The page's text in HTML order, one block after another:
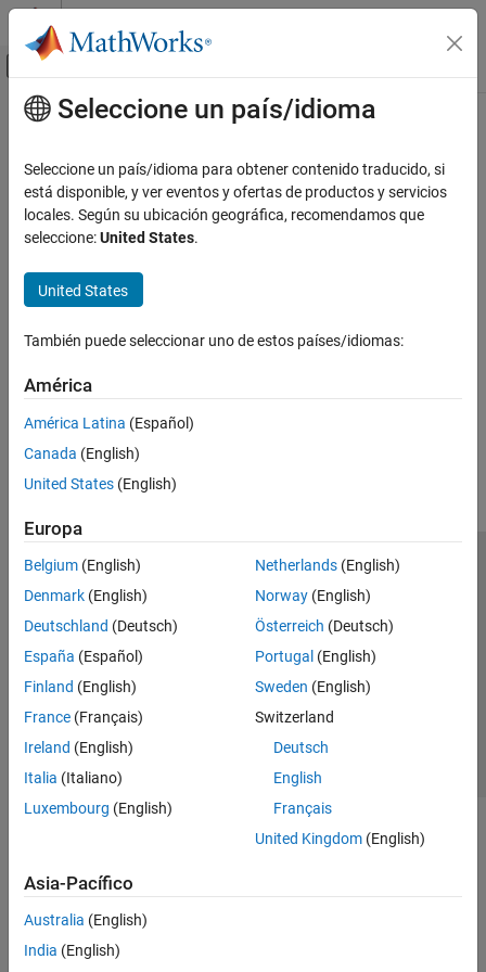
Saltar al contenido
Mostrar/ocultar menú de navegación
Inicio de Documentación
Contenido principal
¿Qué tan útil fue esta traducción?
Seleccione un país/idioma
Seleccione un país/idioma para obtener contenido traducido, si
está disponible, y ver eventos y ofertas de productos y servicios
locales. Según su ubicación geográfica, recomendamos que
seleccione:United States.
United States
También puede seleccionar uno de estos países/idiomas:
América
América Latina (Español)
Canada (English)
United States (English)
Europa
Belgium (English)
Denmark (English)
Deutschland (Deutsch)
España (Español)
Finland (English)
France (Français)
Ireland (English)
Italia (Italiano)
Luxembourg (English)
Netherlands(English)
Norway(English)
Österreich (Deutsch)
Portugal (English)
Sweden (English)
Switzerland
Deutsch
English
Français
United Kingdom(English)
Asia-Pacífico
Australia (English)
India (English)
Centro de confianza
Marcas comerciales
Política de privacidad
Antipiratería
Estado de las aplicaciones
Información de contacto
© 1994-2026 The MathWorks, Inc.